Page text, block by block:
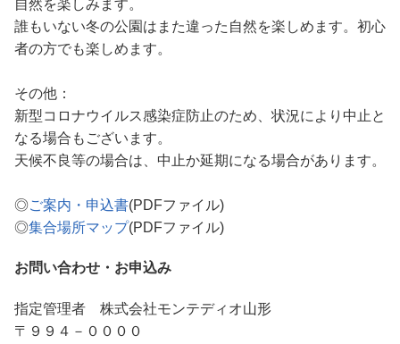
自然を楽しみます。
誰もいない冬の公園はまた違った自然を楽しめます。初心
者の方でも楽しめます。
その他：
新型コロナウイルス感染症防止のため、状況により中止と
なる場合もございます。
天候不良等の場合は、中止か延期になる場合があります。
◎ご案内・申込書(PDFファイル)
◎集合場所マップ(PDFファイル)
お問い合わせ・お申込み
指定管理者 株式会社モンテディオ山形
〒９９４－００００